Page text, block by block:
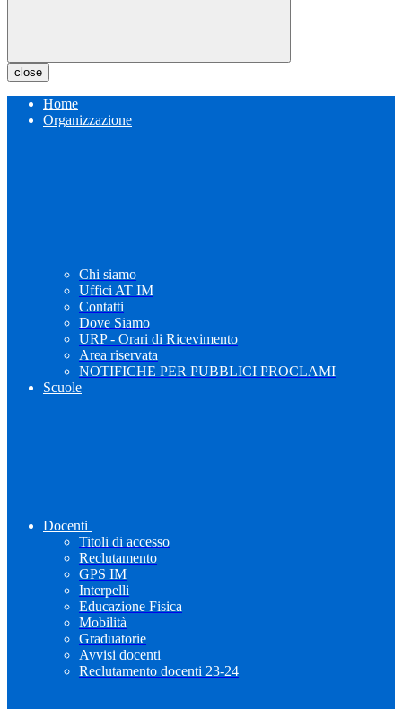
close
Home
Organizzazione
Chi siamo
Uffici AT IM
Contatti
Dove Siamo
URP - Orari di Ricevimento
Area riservata
NOTIFICHE PER PUBBLICI PROCLAMI
Scuole
Docenti
Titoli di accesso
Reclutamento
GPS IM
Interpelli
Educazione Fisica
Mobilità
Graduatorie
Avvisi docenti
Reclutamento docenti 23-24